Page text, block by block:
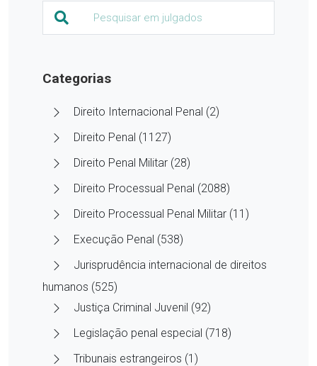
Categorias
Direito Internacional Penal (2)
Direito Penal (1127)
Direito Penal Militar (28)
Direito Processual Penal (2088)
Direito Processual Penal Militar (11)
Execução Penal (538)
Jurisprudência internacional de direitos
humanos (525)
Justiça Criminal Juvenil (92)
Legislação penal especial (718)
Tribunais estrangeiros (1)